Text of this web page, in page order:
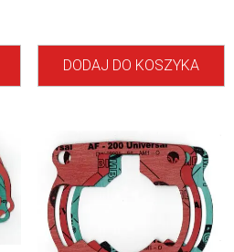
DODAJ DO KOSZYKA